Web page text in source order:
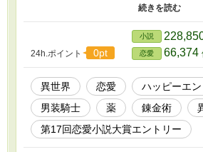
ぞ」 泣きそう。 なんでそんなに晴れやかな
************************* 王子の婚約者として
解かれたレオニー。 傷心で集中力を削がれ
で顔に傷を負う。高身長に婚約破棄、顔に
マイナススペックに苦笑しつつ騎士として生
る彼女の前に現れたのは……。 ◆1000文字
24h.ポイント 0pt
小説
恋愛 66,374
異世界 恋愛 ハッピーエン
男装騎士
薬 錬金術
第17回恋愛小説大賞エントリー